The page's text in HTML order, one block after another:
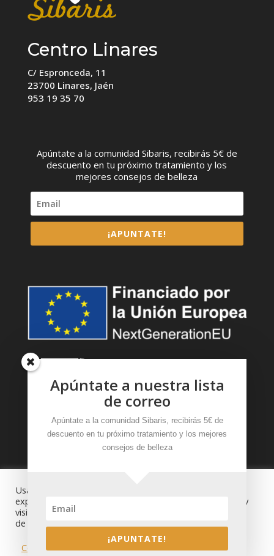
Centro Linares
C/ Espronceda, 11
23700 Linares, Jaén
953 19 35 70
Apúntate a la comunidad Sibaris, recibirás 5€ de
descuento en tu próximo tratamiento y los
mejores consejos de belleza
¡APUNTATE!
Usamos cookies en nuestro sitio web para brindarle la
experiencia más relevante recordando sus preferencias y
visitas repetidas. Al hacer clic en "Aceptar", acepta el uso
de TODAS las cookies.
Configuración de cookies
ACEPTAR
Apúntate a nuestra lista
de correo
Apúntate a la comunidad Sibaris, recibirás 5€ de
descuento en tu próximo tratamiento y los mejores
consejos de belleza
¡APUNTATE!